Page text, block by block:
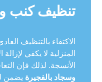
تنظيف كنب
الاكتفاء بالتنظيف
المنزلية لا يكفي
الأنسجة. لذلك فإن
وسجاد بالفجيرة يضمن